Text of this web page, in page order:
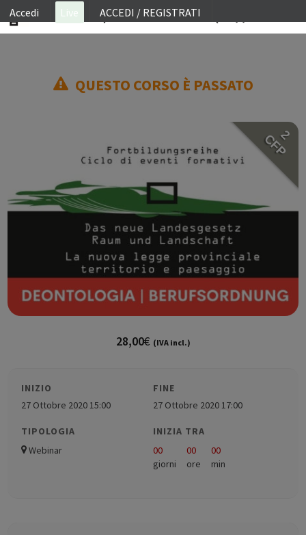
Accedi Live ACCEDI / REGISTRATI
WEBINAR
ACCOUNT
QUESTO CORSO È PASSATO
2
CFP
28,00€ (IVA incl.)
INIZIO
27 Ottobre 2020 15:00
FINE
27 Ottobre 2020 17:00
TIPOLOGIA
Webinar
INIZIA TRA
00
giorni
00
ore
00
min